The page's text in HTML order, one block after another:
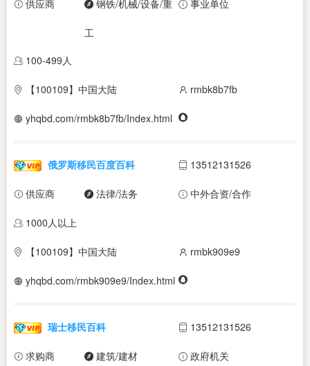
供应商 钢铁/机械/设备/重
工
事业单位
100-499人
【100109】中国大陆 rmbk8b7fb
yhqbd.com/rmbk8b7fb/Index.html
俄罗斯移民百度百科 13512131526
供应商 法律/法务 中外合资/合作
1000人以上
【100109】中国大陆 rmbk909e9
yhqbd.com/rmbk909e9/Index.html
瑞士移民百科 13512131526
求购商 建筑/建材 政府机关